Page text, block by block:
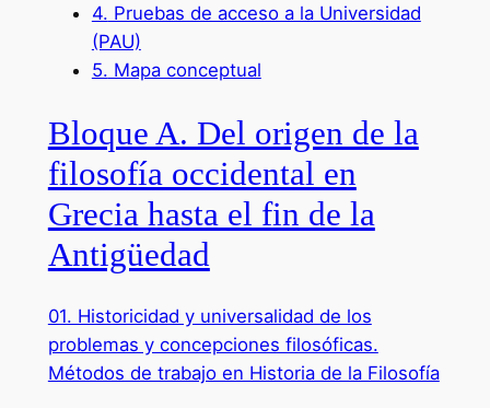
4. Pruebas de acceso a la Universidad
(PAU)
5. Mapa conceptual
Bloque A. Del origen de la
filosofía occidental en
Grecia hasta el fin de la
Antigüedad
01. Historicidad y universalidad de los
problemas y concepciones filosóficas.
Métodos de trabajo en Historia de la Filosofía